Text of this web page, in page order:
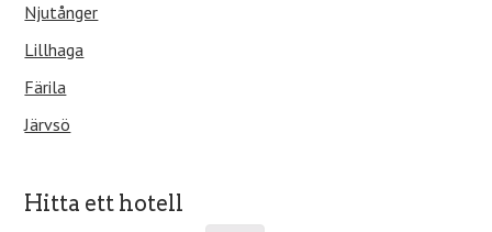
Njutånger
Lillhaga
Färila
Järvsö
Hitta ett hotell